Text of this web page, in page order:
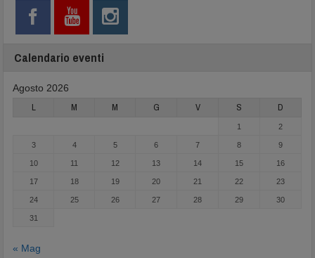
Calendario eventi
Agosto 2026
L M M G V S D
1 2
3 4 5 6 7 8 9
10 11 12 13 14 15 16
17 18 19 20 21 22 23
24 25 26 27 28 29 30
31
« Mag